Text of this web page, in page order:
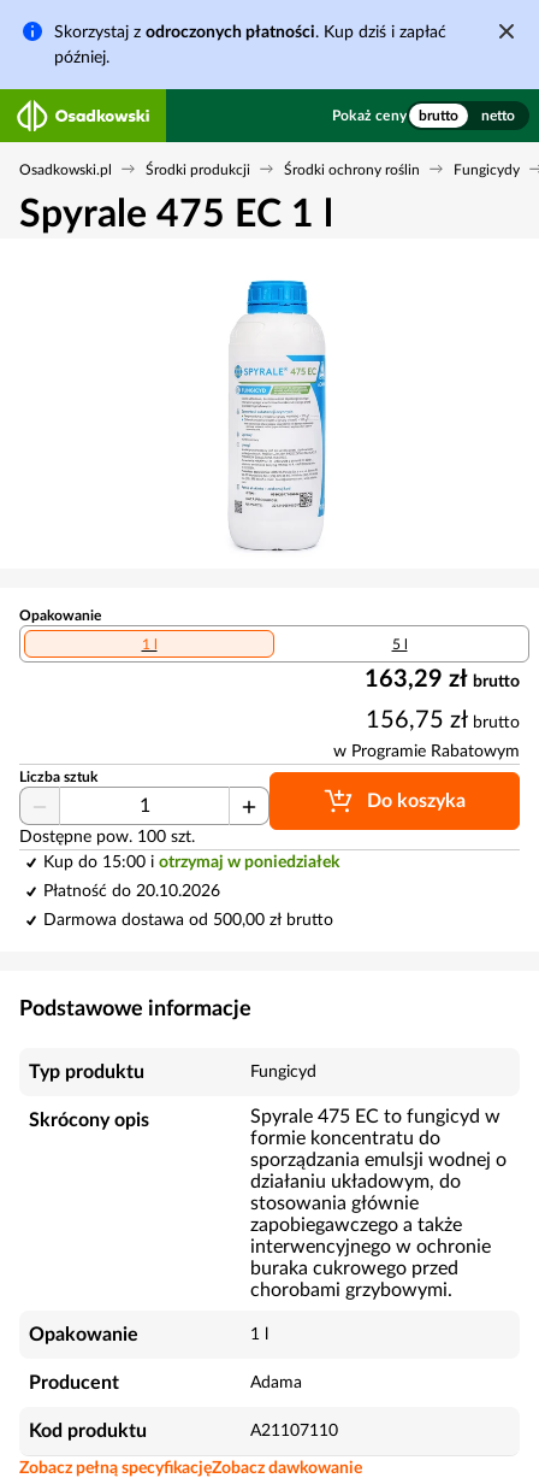
Skorzystaj z odroczonych płatności. Kup dziś i zapłać
później.
Pokaż ceny brutto netto
Osadkowski.pl Środki produkcji Środki ochrony roślin Fungicydy
Spyrale 475 EC 1 l
Opakowanie
1 l
5 l
163,29 zł brutto
156,75 zł brutto
w Programie Rabatowym
Liczba sztuk
Dostępne pow. 100 szt.
Do koszyka
Kup do 15:00 i otrzymaj w poniedziałek
Płatność do 20.10.2026
Darmowa dostawa od 500,00 zł brutto
Podstawowe informacje
Typ produktu Fungicyd
Skrócony opis
Spyrale 475 EC to fungicyd w
formie koncentratu do
sporządzania emulsji wodnej o
działaniu układowym, do
stosowania głównie
zapobiegawczego a także
interwencyjnego w ochronie
buraka cukrowego przed
chorobami grzybowymi.
Opakowanie 1 l
Producent Adama
Kod produktu A21107110
Zobacz pełną specyfikacjęZobacz dawkowanie